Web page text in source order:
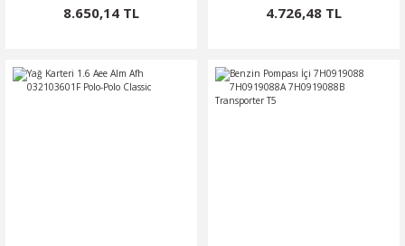
8.650,14 TL 4.726,48 TL